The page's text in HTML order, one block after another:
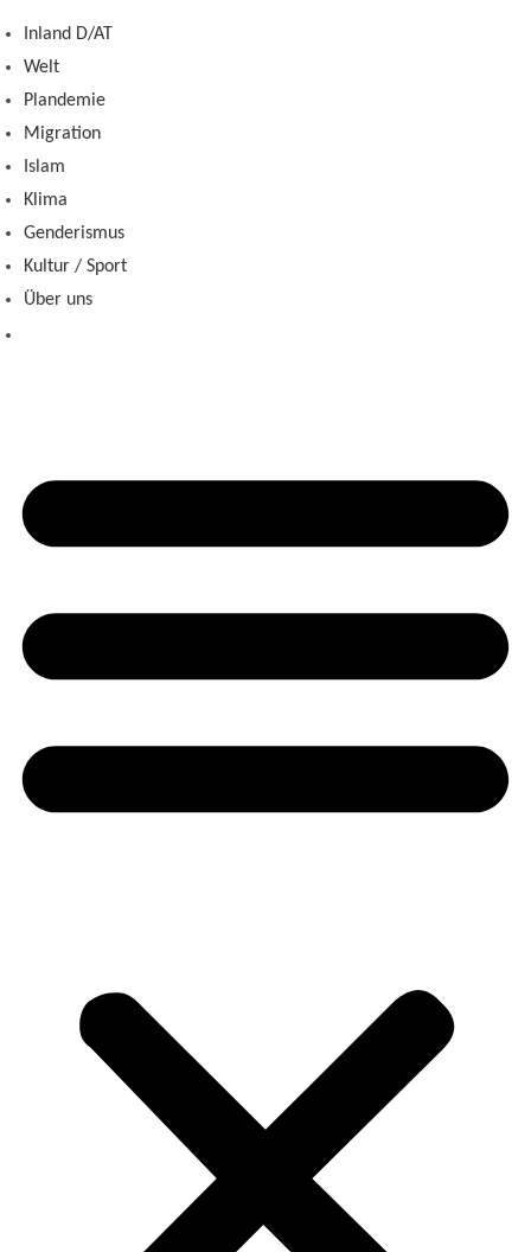
Zum
Inhalt
springen
Inland D/AT
Welt
Plandemie
Migration
Islam
Klima
Genderismus
Kultur / Sport
Über uns